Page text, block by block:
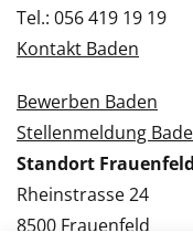
Tel.: 056 419 19 19
Kontakt Baden
Bewerben Baden
Stellenmeldung
Standort Frauenfeld
Rheinstrasse 24
8500 Frauenfeld